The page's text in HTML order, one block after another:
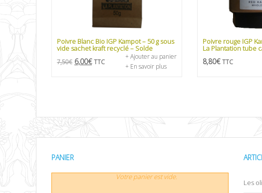
Poivre Blanc Bio IGP Kampot – 50 g sous
vide sachet kraft recyclé – Solde
7,50€ 6,00€ TTC
+ Ajouter au panier
+ En savoir plus
Poivre rouge IGP
La Plantation tube
8,80€ TTC
PANIER
Votre panier est vide.
Les